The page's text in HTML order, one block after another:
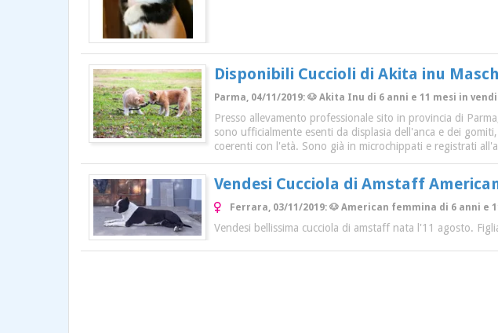
Disponibili Cuccioli di Akita inu
Parma, 04/11/2019: 🐶 Akita Inu di 6 anni e 11 mesi in
Presso allevamento professionale sito in provincia di
sono ufficialmente esenti da displasia dell'anca e dei
coerenti con l'età. Sono già in microchippati e registrati
Vendesi Cucciola di Amstaff
Ferrara, 03/11/2019: 🐶 American femmina di 6 anni
Vendesi bellissima cucciola di amstaff nata l'11 agosto.